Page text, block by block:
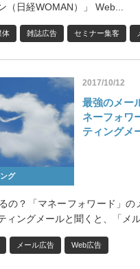
（日経WOMAN）」 Web...
体 雑誌広告 セミナー集客
グ
2017/10/12
最強のメー
ネーフォワ
ティングメ
の？「マネーフォワード」の
ィングメールと聞くと、「メル
メール広告 Web広告